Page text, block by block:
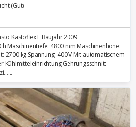
(Gut)
Kastoflex F Baujahr 2009
Maschinentiefe: 4800 mm Maschinenhöhe:
2700 kg Spannung: 400 V Mit automatischem
Kühlmitteleinrichtung Gehrungsschnitt